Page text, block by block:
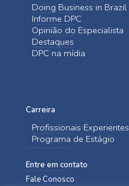
Doing Business in Brazil
Informe DPC
Opinião do Especialista
Destaques
DPC na mídia
Carreira
Profissionais Experientes
Programa de Estágio
Entre em contato
Fale Conosco